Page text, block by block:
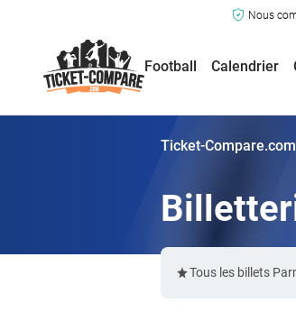
Nous
Football Calendrier
Ticket-Compare.com
Tous les billets